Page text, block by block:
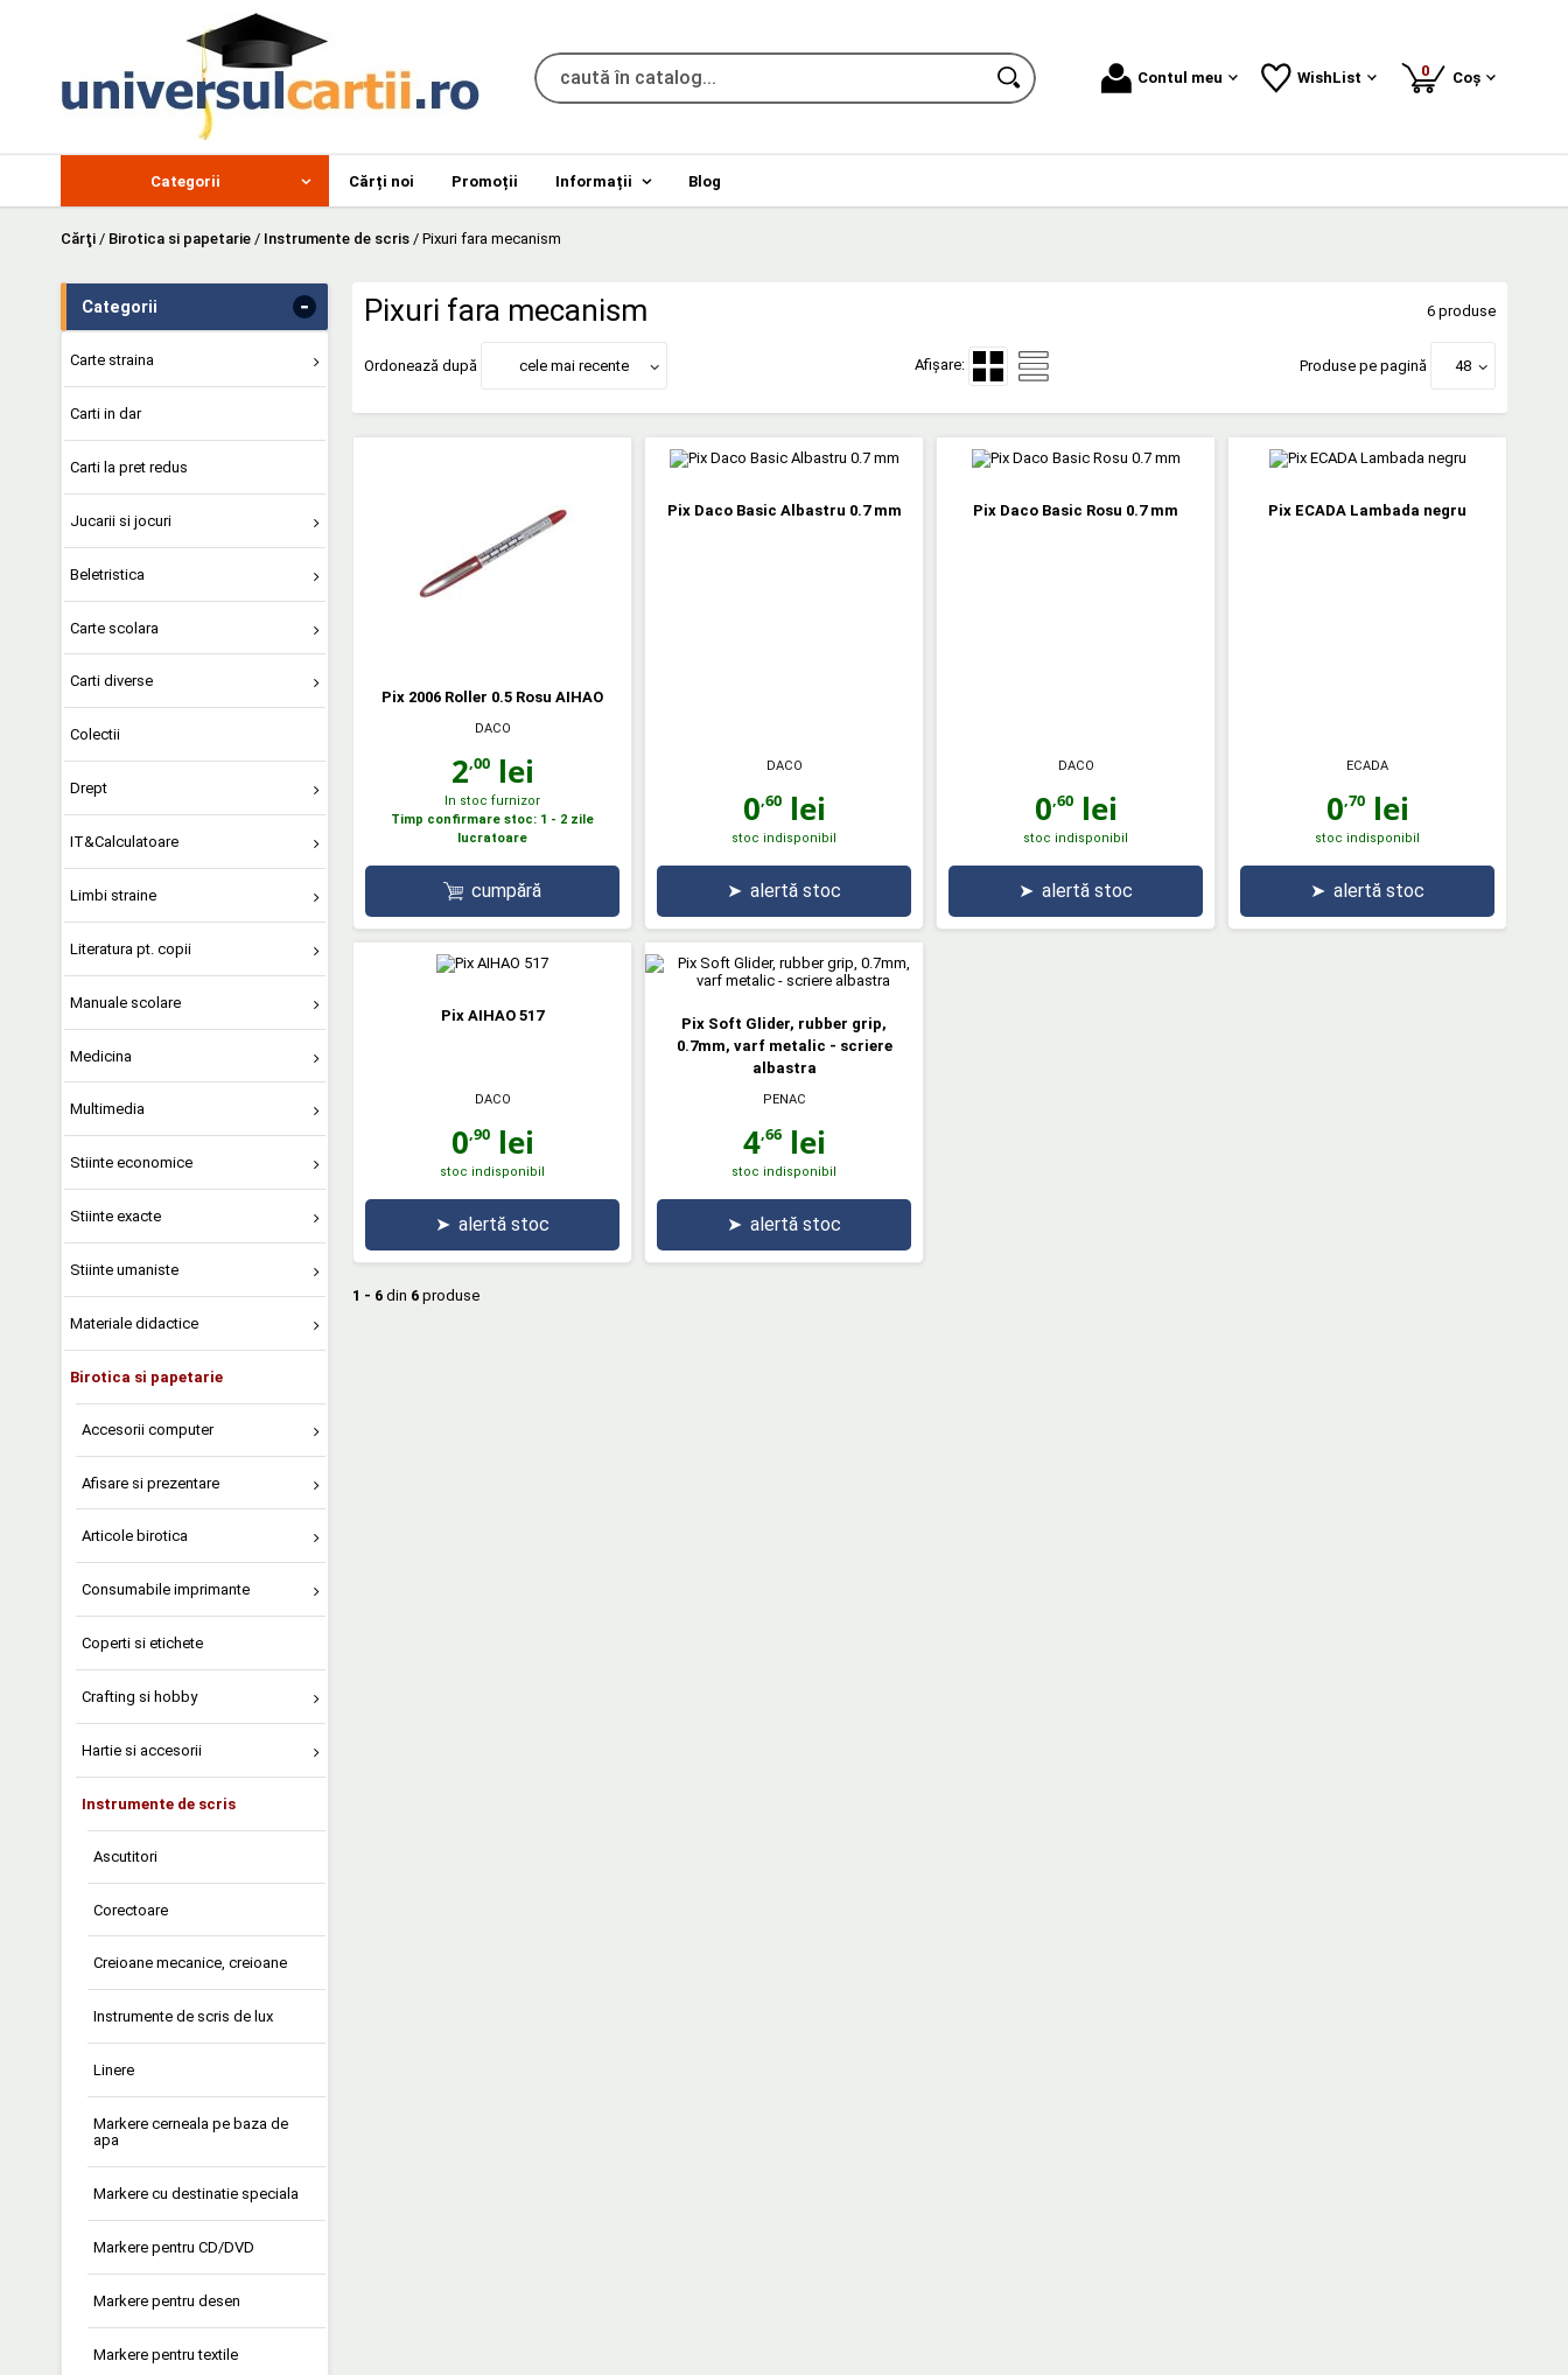
Contul meu WishList 0produse
Coș
Categorii Cărți noi Promoții Informații Blog
Cărţi / Birotica si papetarie / Instrumente de scris / Pixuri fara mecanism
Categorii -
Carte straina
Carti in dar
Carti la pret redus
Jucarii si jocuri
Beletristica
Carte scolara
Carti diverse
Colectii
Drept
IT&Calculatoare
Limbi straine
Literatura pt. copii
Manuale scolare
Medicina
Multimedia
Stiinte economice
Stiinte exacte
Stiinte umaniste
Materiale didactice
Birotica si papetarie
Accesorii computer
Afisare si prezentare
Articole birotica
Consumabile imprimante
Coperti si etichete
Crafting si hobby
Hartie si accesorii
Instrumente de scris
Ascutitori
Corectoare
Creioane mecanice, creioane
Instrumente de scris de lux
Linere
Markere cerneala pe baza de
apa
Markere cu destinatie speciala
Markere pentru CD/DVD
Markere pentru desen
Markere pentru textile
Pixuri fara mecanism 6 produse
Ordonează după cele mai recente Afișare: Produse pe pagină 48
Pix 2006 Roller 0.5 Rosu AIHAO
DACO
2,00lei
In stoc furnizor
Timp confirmare stoc: 1 - 2 zile
lucratoare
cumpără
Pix Daco Basic Albastru 0.7 mm
DACO
0,60lei
stoc indisponibil
➤ alertă stoc
Pix Daco Basic Rosu 0.7 mm
DACO
0,60lei
stoc indisponibil
➤ alertă stoc
Pix ECADA Lambada negru
ECADA
0,70lei
stoc indisponibil
➤ alertă stoc
Pix AIHAO 517
DACO
0,90lei
stoc indisponibil
➤ alertă stoc
Pix Soft Glider, rubber grip,
0.7mm, varf metalic - scriere
albastra
PENAC
4,66lei
stoc indisponibil
➤ alertă stoc
1 - 6 din 6 produse